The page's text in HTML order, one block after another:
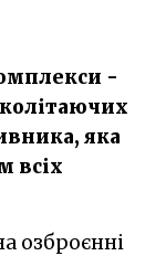
-
яка
всіх